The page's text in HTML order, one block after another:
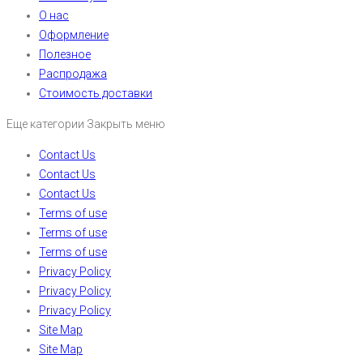
О нас
Оформление
Полезное
Распродажа
Стоимость доставки
Еще категории Закрыть меню
Contact Us
Contact Us
Contact Us
Terms of use
Terms of use
Terms of use
Privacy Policy
Privacy Policy
Privacy Policy
Site Map
Site Map